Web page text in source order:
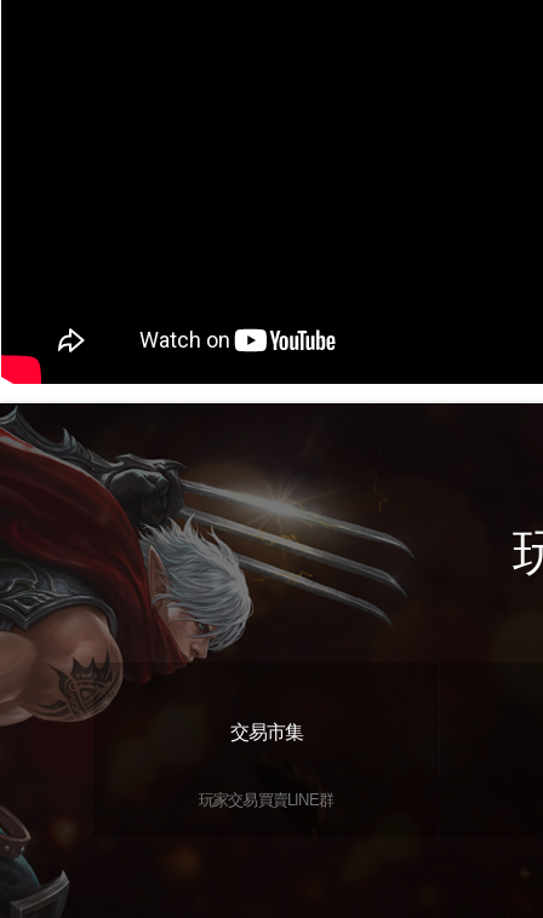
交易市集
玩家交易買賣LINE群
遊戲特色
尋憶特色系統介紹